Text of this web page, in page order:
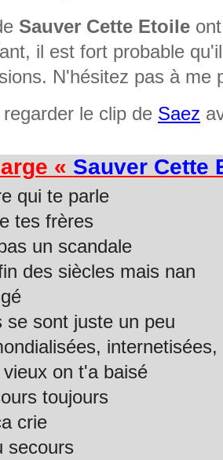
Sauver Cette Etoile
il est fort probable
N'hésitez pas à me
le clip de Saez
« Sauver Cette
qui te parle
tes frères
un scandale
des siècles mais nan
se sont juste un peu
internetisées,
on t'a baisé
toujours
crie
secours